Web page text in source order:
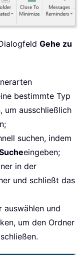
Gehe zu
bestimmte Typ
um ausschließlich
suchen, indem
eingeben;
in der
und schließt das
auswählen und
um den Ordner